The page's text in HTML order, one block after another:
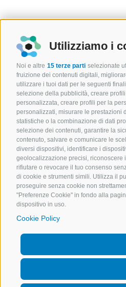
Utilizziamo i
Noi e altre 15 terze parti selezionate
fruizione dei contenuti digitali,
utilizzare i tuoi dati per le seguenti
selezione della pubblicità, creare
personalizzata, creare profili per la
personalizzati, misurare le prestazioni
statistiche o la combinazione di dati
selezione dei contenuti, garantire la
contenuto, salvare e comunicare le
diversi dispositivi, identificare i
geolocalizzazione precisi, riconoscere
rifiutare o revocare il tuo consenso
di cookie e strumenti simili. Utilizza il
proseguire senza cookie non
"Preferenze Cookie" in fondo alla
dispositivo in uso.
Cookie Policy